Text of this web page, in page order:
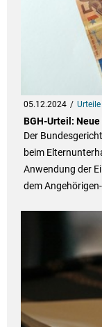
05.12.2024 Urteile
BGH-Urteil:
Der
beim
Anwendung der
dem